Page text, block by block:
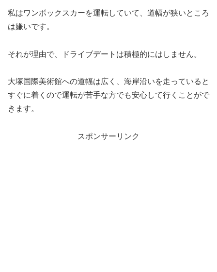
私はワンボックスカーを運転していて、道幅が狭いところ
は嫌いです。
それが理由で、ドライブデートは積極的にはしません。
大塚国際美術館への道幅は広く、海岸沿いを走っていると
すぐに着くので運転が苦手な方でも安心して行くことがで
きます。
スポンサーリンク